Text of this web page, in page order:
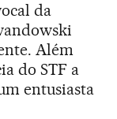
da
Além
do STF a
entusiasta